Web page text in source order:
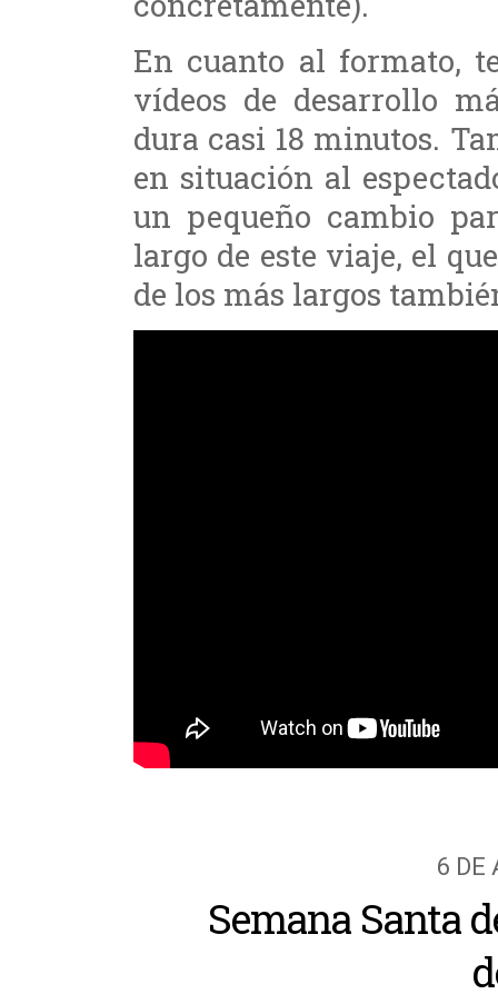
En cuanto al formato,
vídeos de desarrollo
dura casi 18 minutos.
en situación al
un pequeño cambio
largo de este viaje, el
de los más largos
6 DE
Semana Santa